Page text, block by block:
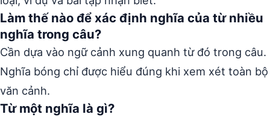
Làm thế nào để xác định nghĩa của từ nhiều
nghĩa trong câu?
Cần dựa vào ngữ cảnh xung quanh từ đó trong câu.
Nghĩa bóng chỉ được hiểu đúng khi xem xét toàn bộ
văn cảnh.
Từ một nghĩa là gì?